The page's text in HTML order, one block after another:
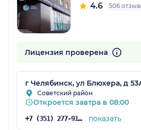
4.6 506
Лицензия проверена
г Челябинск, ул Блюхера, д
Советский район
Откроется завтра в 08:00
+7 (351) 277-91-35 показать